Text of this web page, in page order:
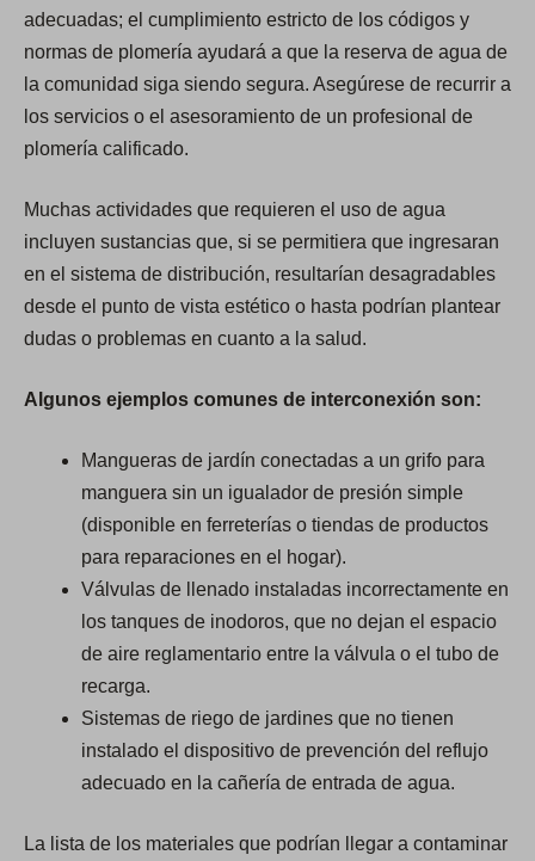
adecuadas; el cumplimiento estricto de los códigos y
normas de plomería ayudará a que la reserva de agua de
la comunidad siga siendo segura. Asegúrese de recurrir a
los servicios o el asesoramiento de un profesional de
plomería calificado.
Muchas actividades que requieren el uso de agua
incluyen sustancias que, si se permitiera que ingresaran
en el sistema de distribución, resultarían desagradables
desde el punto de vista estético o hasta podrían plantear
dudas o problemas en cuanto a la salud.
Algunos ejemplos comunes de interconexión son:
Mangueras de jardín conectadas a un grifo para
manguera sin un igualador de presión simple
(disponible en ferreterías o tiendas de productos
para reparaciones en el hogar).
Válvulas de llenado instaladas incorrectamente en
los tanques de inodoros, que no dejan el espacio
de aire reglamentario entre la válvula o el tubo de
recarga.
Sistemas de riego de jardines que no tienen
instalado el dispositivo de prevención del reflujo
adecuado en la cañería de entrada de agua.
La lista de los materiales que podrían llegar a contaminar